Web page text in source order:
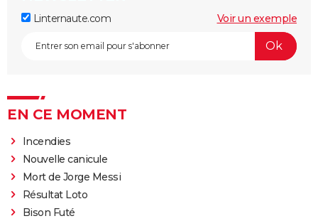
Linternaute.com Voir un exemple
EN CE MOMENT
Incendies
Nouvelle canicule
Mort de Jorge Messi
Résultat Loto
Bison Futé